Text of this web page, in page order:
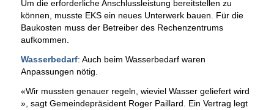
Um die erforderliche Anschlussleistung bereitstellen zu
können, musste EKS ein neues Unterwerk bauen. Für die
Baukosten muss der Betreiber des Rechenzentrums
aufkommen.
Wasserbedarf: Auch beim Wasserbedarf waren
Anpassungen nötig.
«Wir mussten genauer regeln, wieviel Wasser geliefert wird
», sagt Gemeindepräsident Roger Paillard. Ein Vertrag legt